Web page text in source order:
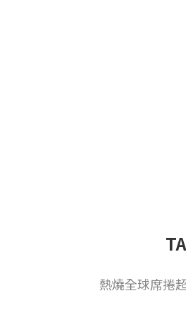
熱燒全球席捲